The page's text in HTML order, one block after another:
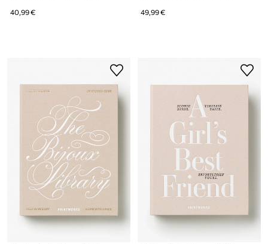
40,99 € 49,99 €